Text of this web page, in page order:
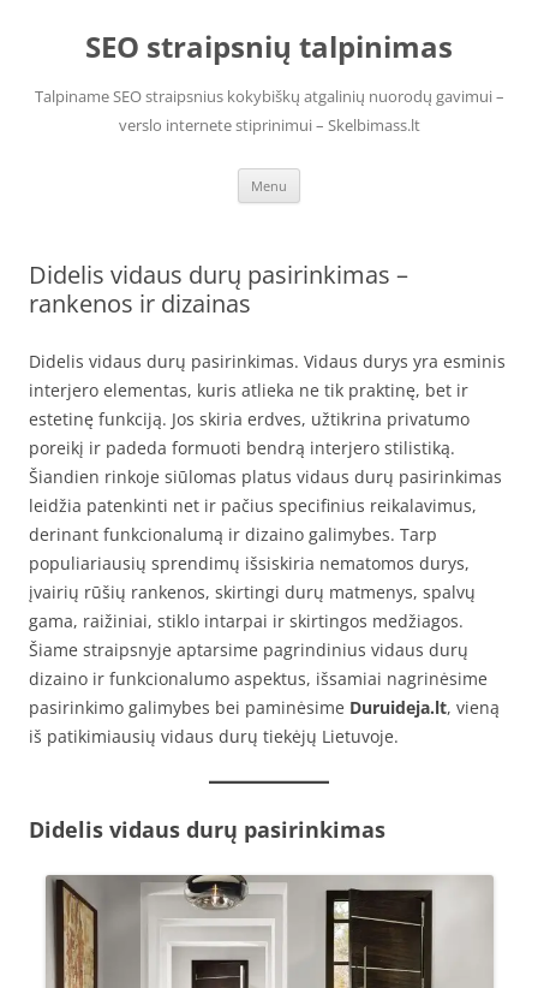
contentSEO straipsnių talpinimas
Talpiname SEO straipsnius kokybiškų atgalinių nuorodų gavimui –
verslo internete stiprinimui – Skelbimass.lt
Menu
Didelis vidaus durų pasirinkimas –
rankenos ir dizainas
Didelis vidaus durų pasirinkimas. Vidaus durys yra esminis
interjero elementas, kuris atlieka ne tik praktinę, bet ir
estetinę funkciją. Jos skiria erdves, užtikrina privatumo
poreikį ir padeda formuoti bendrą interjero stilistiką.
Šiandien rinkoje siūlomas platus vidaus durų pasirinkimas
leidžia patenkinti net ir pačius specifinius reikalavimus,
derinant funkcionalumą ir dizaino galimybes. Tarp
populiariausių sprendimų išsiskiria nematomos durys,
įvairių rūšių rankenos, skirtingi durų matmenys, spalvų
gama, raižiniai, stiklo intarpai ir skirtingos medžiagos.
Šiame straipsnyje aptarsime pagrindinius vidaus durų
dizaino ir funkcionalumo aspektus, išsamiai nagrinėsime
pasirinkimo galimybes bei paminėsime Duruideja.lt, vieną
iš patikimiausių vidaus durų tiekėjų Lietuvoje.
Didelis vidaus durų pasirinkimas